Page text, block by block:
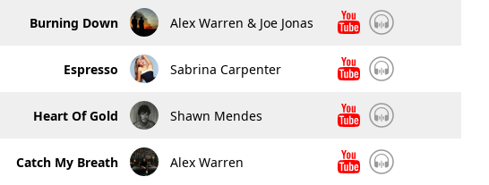
Burning Down Alex Warren & Joe Jonas
Espresso Sabrina Carpenter
Heart Of Gold Shawn Mendes
Catch My Breath Alex Warren